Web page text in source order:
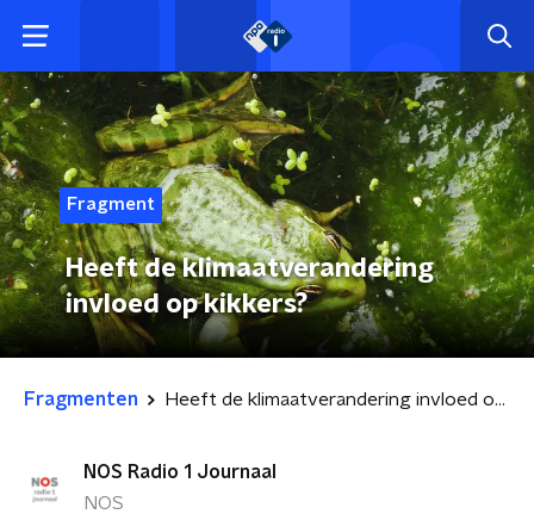
Fragment
Heeft de klimaatverandering
invloed op kikkers?
Fragmenten Heeft de klimaatverandering invloed op kikkers?
NOS Radio 1 Journaal
NOS